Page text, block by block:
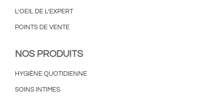
L’OEIL DE L’EXPERT
POINTS DE VENTE
NOS PRODUITS
HYGIÈNE QUOTIDIENNE
SOINS INTIMES